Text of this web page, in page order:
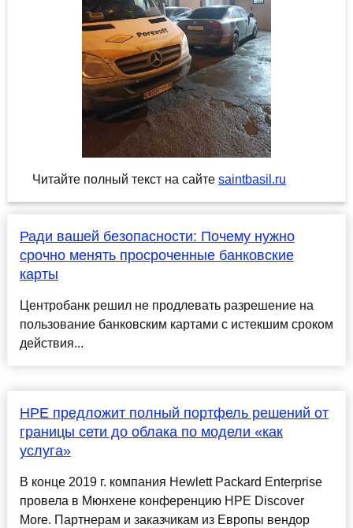
Читайте полный текст на сайте saintbasil.ru
Ради вашей безопасности: Почему нужно
срочно менять просроченные банковские
карты
Центробанк решил не продлевать разрешение на
пользование банковским картами с истекшим сроком
действия...
HPE предложит полный портфель решений от
границы сети до облака по модели «как
услуга»
В конце 2019 г. компания Hewlett Packard Enterprise
провела в Мюнхене конференцию HPE Discover
More. Партнерам и заказчикам из Европы вендор